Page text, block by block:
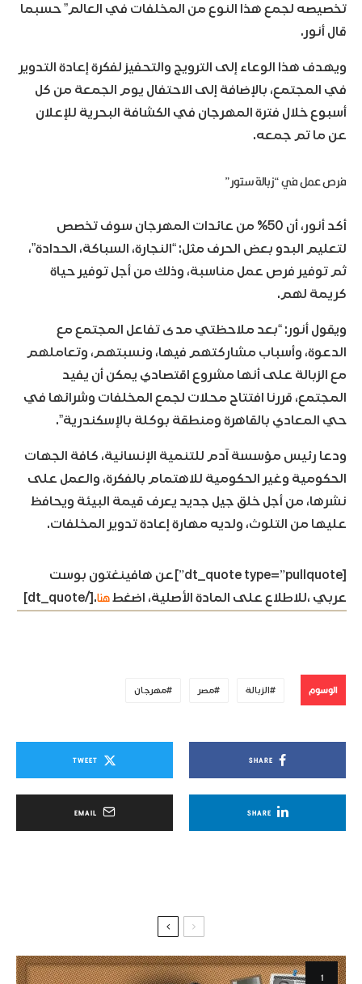
تخصيصه لجمع هذا النوع من المخلفات في العالم” حسبما
قال أنور.
ويهدف هذا الوعاء إلى الترويج والتحفيز لفكرة إعادة التدوير
في المجتمع، بالإضافة إلى الاحتفال يوم الجمعة من كل
أسبوع خلال فترة المهرجان في الكشافة البحرية للإعلان
عن ما تم جمعه.
فرص عمل في “زبالة ستور”
أكد أنور، أن 50% من عائدات المهرجان سوف تخصص
لتعليم البدو بعض الحرف مثل: “النجارة، السباكة، الحدادة”،
ثم توفير فرص عمل مناسبة، وذلك من أجل توفير حياة
كريمة لهم.
ويقول أنور: “بعد ملاحظتي مدى تفاعل المجتمع مع
الدعوة، وأسباب مشاركتهم فيها، ونسبتهم، وتعاملهم
مع الزبالة على أنها مشروع اقتصادي يمكن أن يفيد
المجتمع، قررنا افتتاح محلات لجمع المخلفات وشرائها في
حي المعادي بالقاهرة ومنطقة بوكلة بالإسكندرية”.
ودعا رئيس مؤسسة آدم للتنمية الإنسانية، كافة الجهات
الحكومية وغير الحكومية للاهتمام بالفكرة، والعمل على
نشرها، من أجل خلق جيل جديد يعرف قيمة البيئة ويحافظ
عليها من التلوث، ولديه مهارة إعادة تدوير المخلفات.
[dt_quote type=”pullquote”]عن هافينغتون بوست
عربي ،للاطلاع على المادة الأصلية، اضغطهنا.[/dt_quote]
الوسوم الزبالة مصر مهرجان
SHARE
TWEET
SHARE
EMAIL